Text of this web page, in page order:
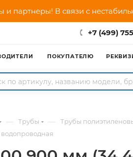
и партнеры! В связи с
+7 (499)
ПОКУПАТЕЛЮ
— Трубы — Трубы